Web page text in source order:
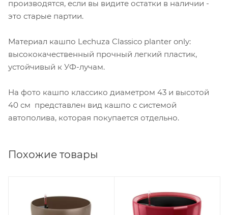
производятся, если вы видите остатки в наличии -
это старые партии.
Материал кашпо Lechuza Classico planter only:
высококачественный прочный легкий пластик,
устойчивый к УФ-лучам.
На фото кашпо классико диаметром 43 и высотой
40 см представлен вид кашпо с системой
автополива, которая покупается отдельно.
Похожие товары